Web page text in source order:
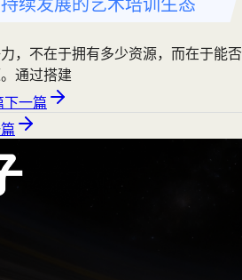
续发展的艺术培训生态
，不在于拥有多少资源，而在于能否
通过搭建
下一篇